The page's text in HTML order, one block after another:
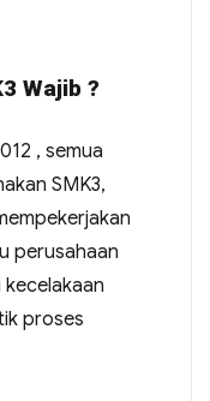
Wajib ?
, semua
SMK3,
perusahaan
proses